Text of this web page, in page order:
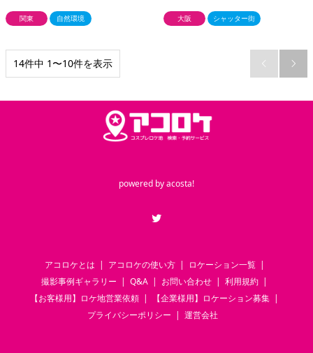
関東 自然環境 大阪 シャッター街
14件中 1〜10件を表示  
powered byacosta!
アコロケとは アコロケの使い方
ロケーション一覧
撮影事例ギャラリー
Q&A お問い合わせ
利用規約
【お客様用】ロケ地営業依頼
【企業様用】ロケーション募集
プライバシーポリシー
運営会社